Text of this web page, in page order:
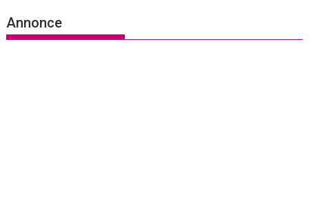
Annonce